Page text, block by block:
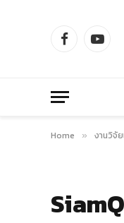
Facebook
Home » งานวิจั